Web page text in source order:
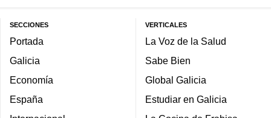
SECCIONES
Portada
Galicia
Economía
España
VERTICALES
La Voz de la Salud
Sabe Bien
Global Galicia
Estudiar en Galicia